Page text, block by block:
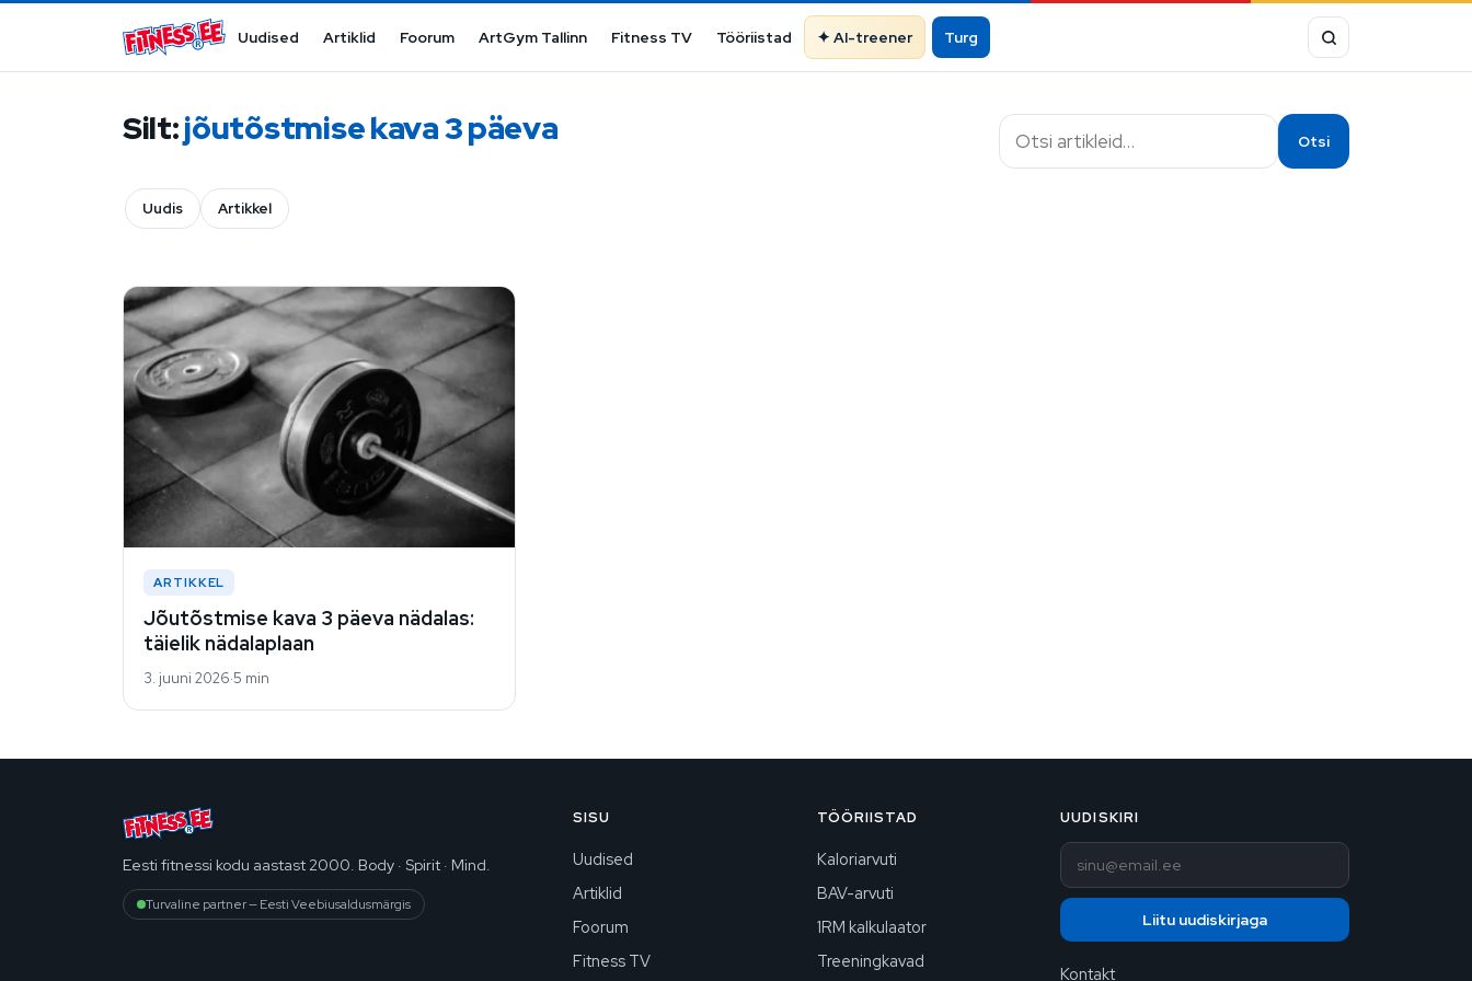
Uudised Artiklid Foorum ArtGym Tallinn Fitness TV Tööriistad AI-treener Turg
Silt:jõutõstmise kava 3 päeva Otsi
Otsi
Uudis Artikkel
ARTIKKEL
Jõutõstmise kava 3 päeva nädalas:
täielik nädalaplaan
3. juuni 2026 5 min
Eesti fitnessi kodu aastast 2000. Body · Spirit · Mind.
Turvaline partner — Eesti Veebiusaldusmärgis
SISU
Uudised
Artiklid
Foorum
Fitness TV
TÖÖRIISTAD
Kaloriarvuti
BAV-arvuti
1RM kalkulaator
Treeningkavad
UUDISKIRI
E-post
Liitu uudiskirjaga
Kontakt